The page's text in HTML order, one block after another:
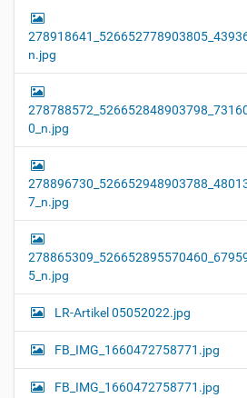
n.jpg
0_n.jpg
7_n.jpg
5_n.jpg
LR-Artikel 05052022.jpg
FB_IMG_1660472758771.jpg
FB_IMG_1660472758771.jpg